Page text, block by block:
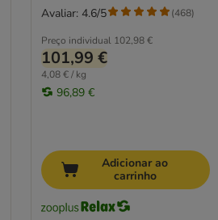
Preço individual 102,98 €
101,99 €
4,08 € / kg
96,89 €
Avaliar: 4.6/5 (468)
Adicionar ao
carrinho